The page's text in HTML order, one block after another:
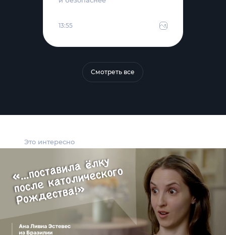
Это интересно
13:55
Смотреть все